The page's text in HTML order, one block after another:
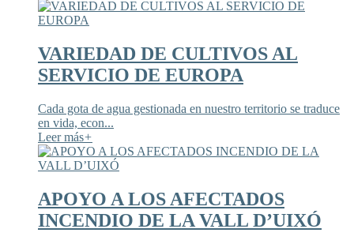
VARIEDAD DE CULTIVOS AL
SERVICIO DE EUROPA
Cada gota de agua gestionada en nuestro territorio se traduce
en vida, econ...
Leer más+
APOYO A LOS AFECTADOS
INCENDIO DE LA VALL D’UIXÓ